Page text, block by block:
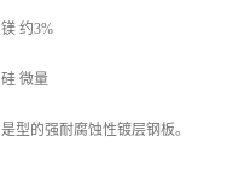
镁 约3%
硅 微量
是型的强耐腐蚀性镀层钢板。